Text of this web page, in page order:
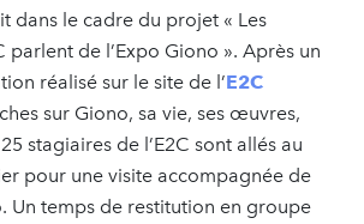
dans le cadre du projet « Les
parlent de l’Expo Giono ». Après un
réalisé sur le site de l’E2C
sur Giono, sa vie, ses œuvres,
stagiaires de l’E2C sont allés au
pour une visite accompagnée de
Un temps de restitution en groupe